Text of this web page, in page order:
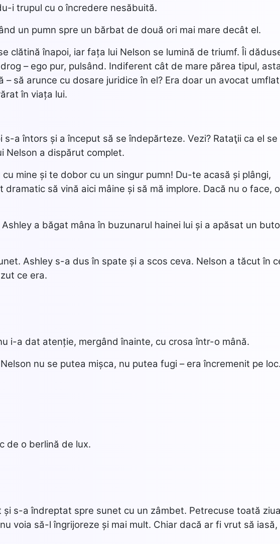
i trupul cu o încredere nesăbuită.
un pumn spre un bărbat de două ori mai mare decât el.
clătină înapoi, iar fața lui Nelson se lumină de triumf. Îi
– ego pur, pulsând. Indiferent cât de mare părea tipul,
să arunce cu dosare juridice în el? Era doar un avocat
în viața lui.
a întors și a început să se îndepărteze. Vezi? Rataţii ca el se
Nelson a dispărut complet.
mine și te dobor cu un singur pumn! Du-te acasă și plângi,
să vină aici mâine și să mă implore. Dacă nu o face,
a băgat mâna în buzunarul hainei lui și a apăsat un
Ashley s-a dus în spate și a scos ceva. Nelson a tăcut în
ce era.
i-a dat atenție, mergând înainte, cu crosa într-o mână.
nu se putea mișca, nu putea fugi – era încremenit pe
de o berlină de lux.
s-a îndreptat spre sunet cu un zâmbet. Petrecuse toată
voia să-l îngrijoreze și mai mult. Chiar dacă ar fi vrut să iasă,